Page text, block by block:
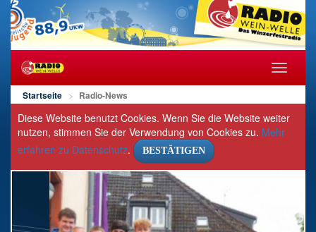
öffnen/
Startseite Radio-News
Diese Website benutzt Cookies. Wenn Sie die Website weiter
nutzen, stimmen Sie der Verwendung von Cookies zu. Mehr
erfahren zu Datenschutz. BESTÄTIGEN